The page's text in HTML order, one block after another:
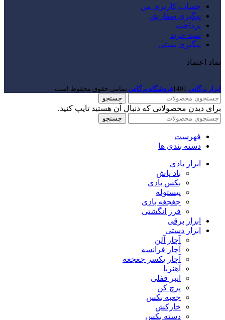
حساب کاربری من
پیگیری سفارش
پرداخت
سبد خرید
پیگیری پستی
نماد اعتماد
ابزار پرگاس 1401فروشگاه پرگاس.تمامی حقوق محفوظ است.
جستجو
برای دیدن محصولاتی که دنبال آن هستید تایپ کنید.
جستجو
فهرست
دسته بندی ها
ابزار بادی
باد پاش
بکس بادی
پیستوله
جغجغه بادی
فرز انگشتی
ابزار برقی
ابزار دستی
آچار آلن
آچار فرانسه
آچار یکسر جغجغه
آهنربا
انبر قفلی
پرچ کن
جعبه بکس
خارکش
دسته بکس